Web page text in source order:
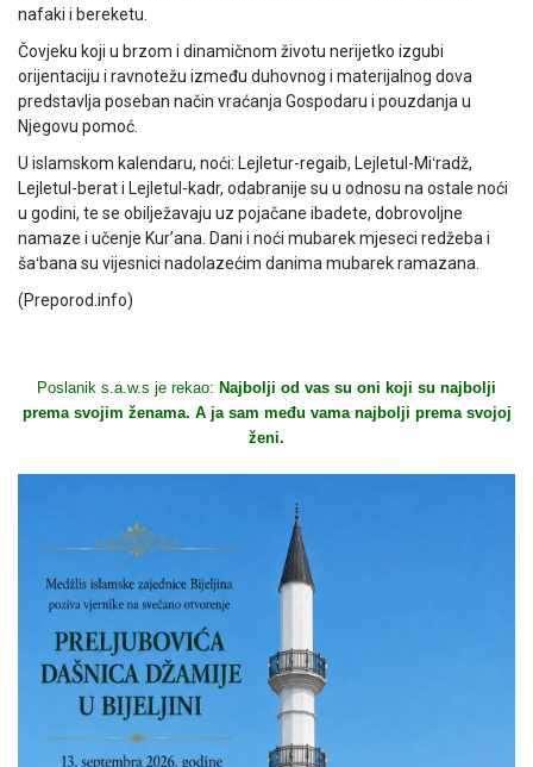
nafaki i bereketu.
Čovjeku koji u brzom i dinamičnom životu nerijetko izgubi
orijentaciju i ravnotežu između duhovnog i materijalnog dova
predstavlja poseban način vraćanja Gospodaru i pouzdanja u
Njegovu pomoć.
U islamskom kalendaru, noći: Lejletur-regaib, Lejletul-Miʻradž,
Lejletul-berat i Lejletul-kadr, odabranije su u odnosu na ostale noći
u godini, te se obilježavaju uz pojačane ibadete, dobrovoljne
namaze i učenje Kur’ana. Dani i noći mubarek mjeseci redžeba i
šaʻbana su vijesnici nadolazećim danima mubarek ramazana.
(Preporod.info)
Poslanik s.a.w.s je rekao: Najbolji od vas su oni koji su najbolji
prema svojim ženama. A ja sam među vama najbolji prema svojoj
ženi.